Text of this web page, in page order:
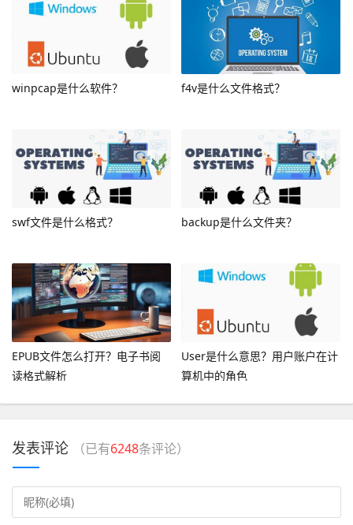
winpcap是什么软件？ f4v是什么文件格式？
swf文件是什么格式？ backup是什么文件夹？
EPUB文件怎么打开？电子书阅
读格式解析
User是什么意思？用户账户在计
算机中的角色
发表评论 （已有6248条评论）